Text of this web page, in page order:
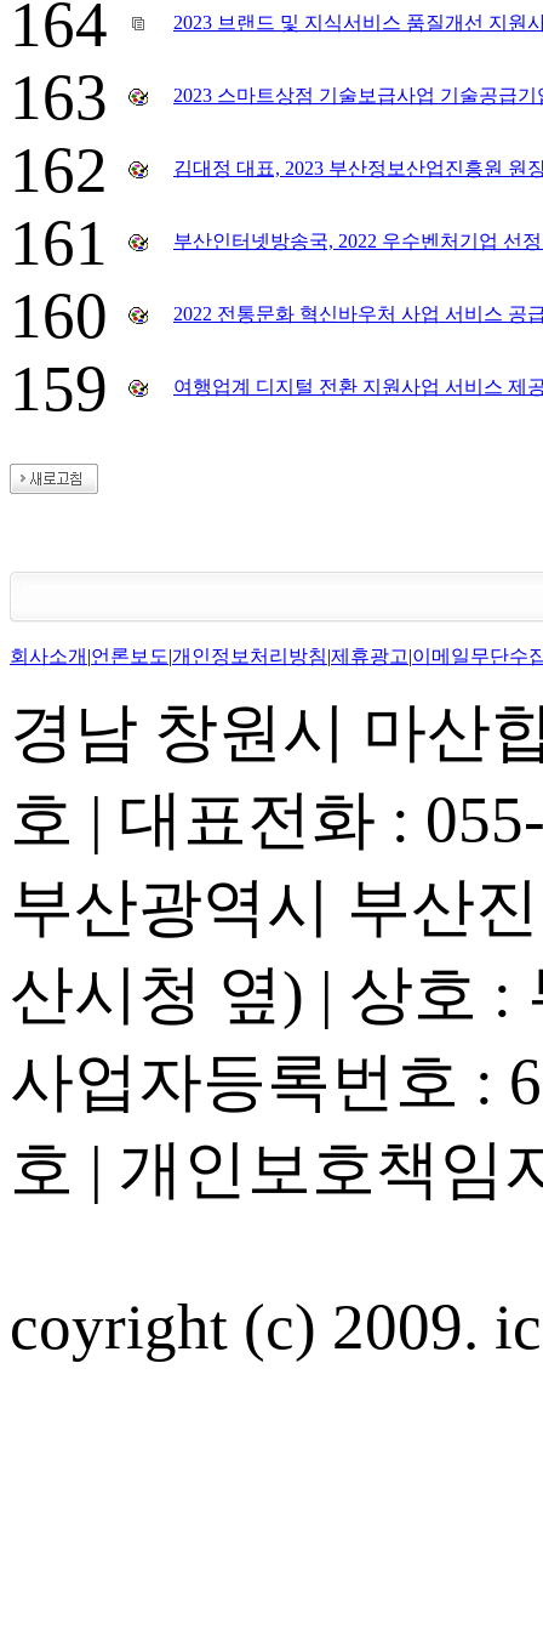
164 2023 브랜드 및 지식서비스 품질개선 지원
163 2023 스마트상점 기술보급사업 기술공급기
162 김대정 대표, 2023 부산정보산업진흥원 원
161 부산인터넷방송국, 2022 우수벤처기업 선
160 2022 전통문화 혁신바우처 사업 서비스 공
159 여행업계 디지털 전환 지원사업 서비스 제
회사소개 |언론보도|개인정보처리방침|제휴광고|이메일무단수
경남 창원시 마산
호 | 대표전화 :
부산광역시 부산
산시청 옆) | 상호 :
사업자등록번호 :
호 | 개인보호책임
coyright (c) 2009.